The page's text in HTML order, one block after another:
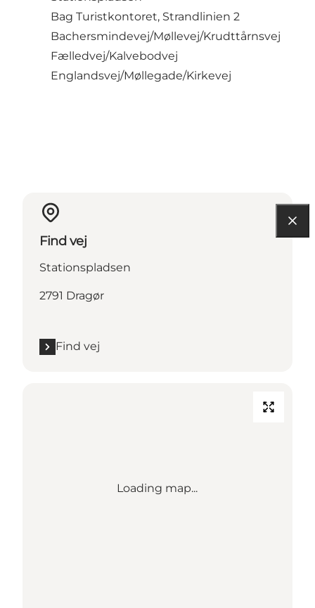
Bag Turistkontoret, Strandlinien 2
Bachersmindevej/Møllevej/Krudttårnsvej
Fælledvej/Kalvebodvej
Englandsvej/Møllegade/Kirkevej
Find vej
Stationspladsen
2791 Dragør
Find vej
Loading map...